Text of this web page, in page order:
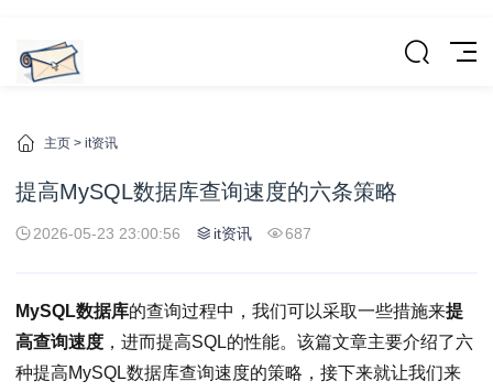
主页 > it资讯
提高MySQL数据库查询速度的六条策略
2026-05-23 23:00:56 it资讯 687
MySQL数据库的查询过程中，我们可以采取一些措施来提
高查询速度 ，进而提高SQL的性能。该篇文章主要介绍了六
种提高MySQL数据库查询速度的策略，接下来就让我们来